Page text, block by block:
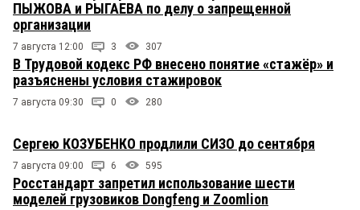
ПЫЖОВА и РЫГАЕВА по делу о запрещенной
организации
7 августа 12:00 3 307
В Трудовой кодекс РФ внесено понятие «стажёр» и
разъяснены условия стажировок
7 августа 09:30 0 280
Сергею КОЗУБЕНКО продлили СИЗО до сентября
7 августа 09:00 6 595
Росстандарт запретил использование шести
моделей грузовиков Dongfeng и Zoomlion